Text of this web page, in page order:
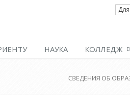
НАУКА КОЛЛЕДЖ
СВЕДЕНИЯ ОБ